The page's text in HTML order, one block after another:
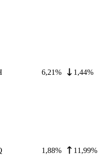
6,21% 1,44%
1,88% 11,99%